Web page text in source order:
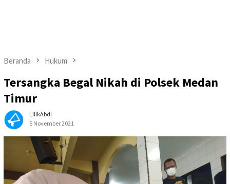
Beranda Hukum
Tersangka Begal Nikah di Polsek Medan
Timur
LilikAbdi
5 November 2021